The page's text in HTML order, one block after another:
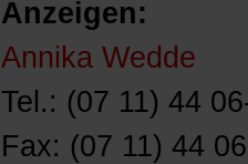
Anzeigen:
Annika Wedde
Tel.: (07 11) 44
Fax: (07 11) 44